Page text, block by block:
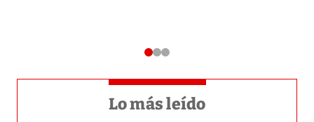
Lo más leído